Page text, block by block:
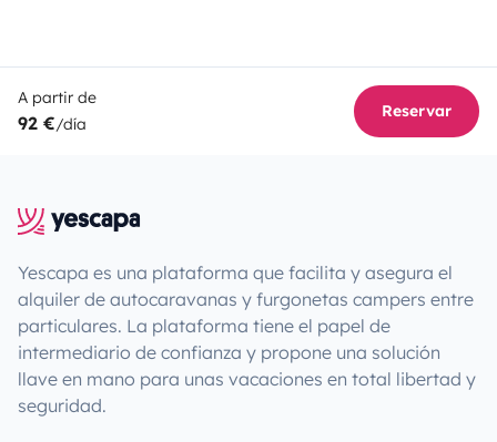
A partir de
92 €/día
Reservar
Yescapa es una plataforma que facilita y asegura el
alquiler de autocaravanas y furgonetas campers entre
particulares. La plataforma tiene el papel de
intermediario de confianza y propone una solución
llave en mano para unas vacaciones en total libertad y
seguridad.